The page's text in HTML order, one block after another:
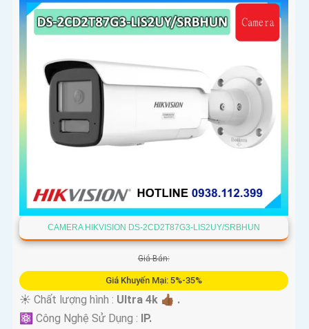
CAMERA HIKVISION DS-2CD2T87G3-LIS2UY/SRBHUN
Giá Bán:
Giá Khuyến Mại: 5%-35%
☀️ Chất lượng hình : Ultra 4k 👍🏾 .
⚛️ Công Nghệ Sử Dụng : IP.